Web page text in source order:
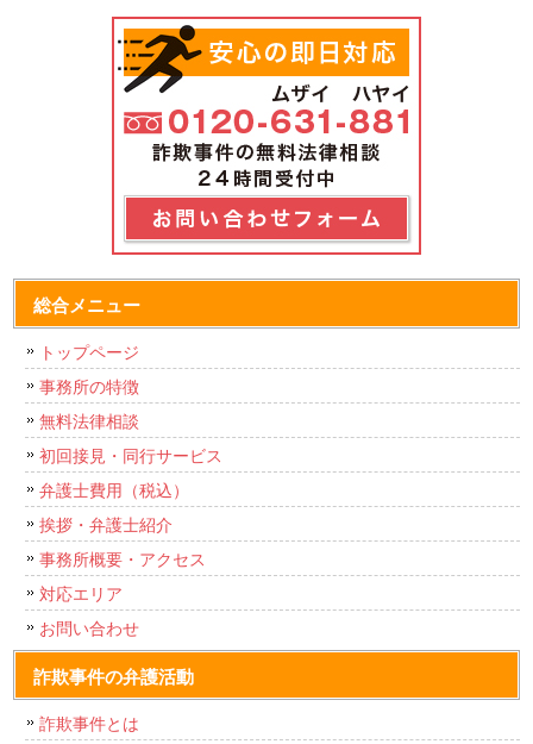
総合メニュー
トップページ
事務所の特徴
無料法律相談
初回接見・同行サービス
弁護士費用（税込）
挨拶・弁護士紹介
事務所概要・アクセス
対応エリア
お問い合わせ
詐欺事件の弁護活動
詐欺事件とは